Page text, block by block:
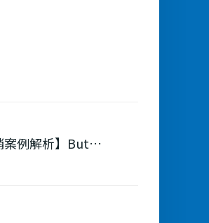
【行銷案例解析】Butter Bear 從咖啡店吉祥物到社群行銷與 IP 行銷的成功之路